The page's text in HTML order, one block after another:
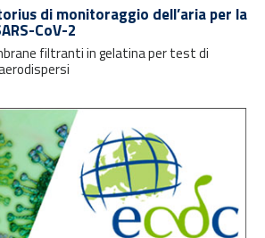
di monitoraggio dell’aria per la
CoV-2
filtranti in gelatina per test di